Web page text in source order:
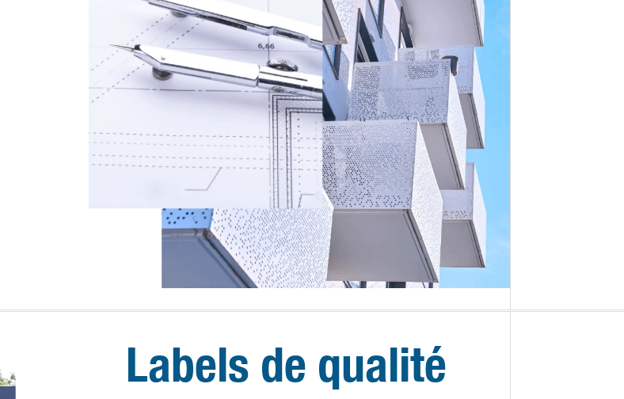
Labels de qualité